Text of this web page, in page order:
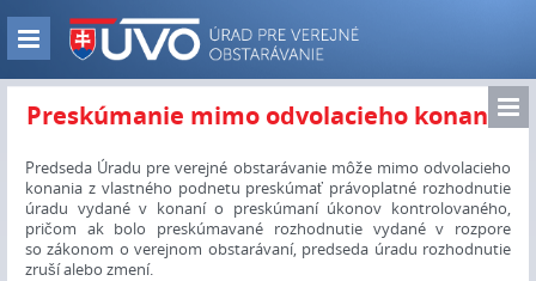
mainZobraz
navigáciu
Preskúmanie mimo odvolacieho konania
Predseda Úradu pre verejné obstarávanie môže mimo odvolacieho
konania z vlastného podnetu preskúmať právoplatné rozhodnutie
úradu vydané v konaní o preskúmaní úkonov kontrolovaného,
pričom ak bolo preskúmavané rozhodnutie vydané v rozpore
so zákonom o verejnom obstarávaní, predseda úradu rozhodnutie
zruší alebo zmení.